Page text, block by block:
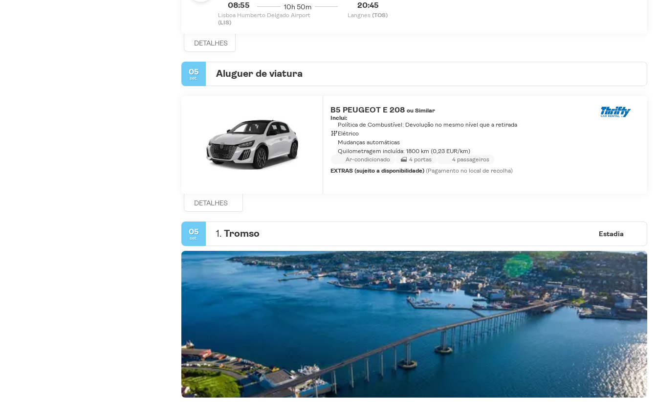
08:55
Lisboa Humberto Delgado Airport
(LIS)
10h 50m 20:45
Langnes (TOS)
DETALHES
05
set. Aluguer de viatura
B5 PEUGEOT E 208 ou Similar
Inclui:
Política de Combustível: Devolução no mesmo nível que a retirada
Elétrico
Mudanças automáticas
Quilometragem incluída: 1800 km (0,23 EUR/km)
Ar-condicionado
4 portas
4 passageiros
EXTRAS (sujeito a disponibilidade) (Pagamento no local de recolha)
DETALHES
05
set. 1. Tromso Estadia